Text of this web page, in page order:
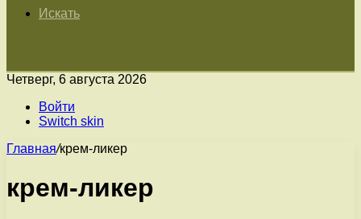
Искать
Четверг, 6 августа 2026
Войти
Switch skin
Главная/крем-ликер
крем-ликер